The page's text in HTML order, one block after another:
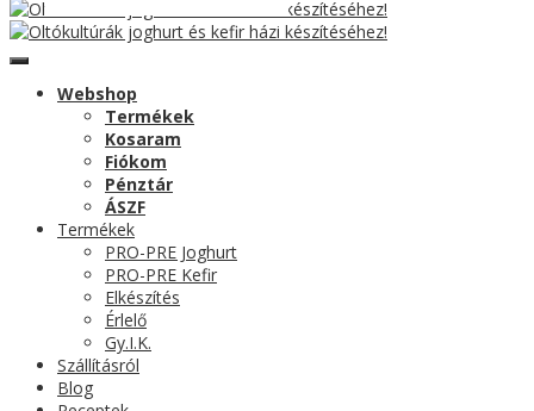
Webshop
Termékek
Kosaram
Fiókom
Pénztár
ÁSZF
Termékek
PRO-PRE Joghurt
PRO-PRE Kefir
Elkészítés
Érlelő
Gy.I.K.
Szállításról
Blog